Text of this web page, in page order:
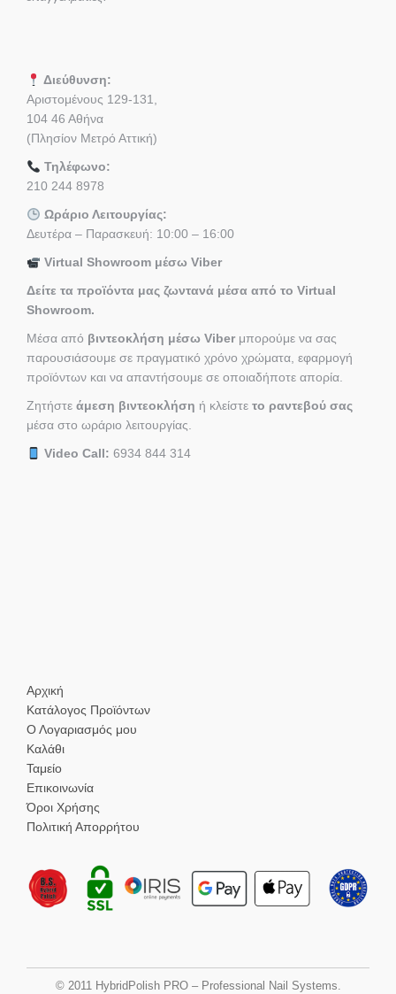
Διεύθυνση:
Αριστομένους 129-131,
104 46 Αθήνα
(Πλησίον Μετρό Αττική)
Τηλέφωνο:
210 244 8978
Ωράριο Λειτουργίας:
Δευτέρα – Παρασκευή: 10:00 – 16:00
Virtual Showroom μέσω Viber
Δείτε τα προϊόντα μας ζωντανά μέσα από το Virtual
Showroom.
Μέσα από βιντεοκλήση μέσω Viber μπορούμε να σας
παρουσιάσουμε σε πραγματικό χρόνο χρώματα, εφαρμογή
προϊόντων και να απαντήσουμε σε οποιαδήποτε απορία.
Ζητήστε άμεση βιντεοκλήση ή κλείστε το ραντεβού σας
μέσα στο ωράριο λειτουργίας.
Video Call: 6934 844 314
Αρχική
Κατάλογος Προϊόντων
Ο Λογαριασμός μου
Καλάθι
Ταμείο
Επικοινωνία
Όροι Χρήσης
Πολιτική Απορρήτου
© 2011 HybridPolish PRO – Professional Nail Systems.